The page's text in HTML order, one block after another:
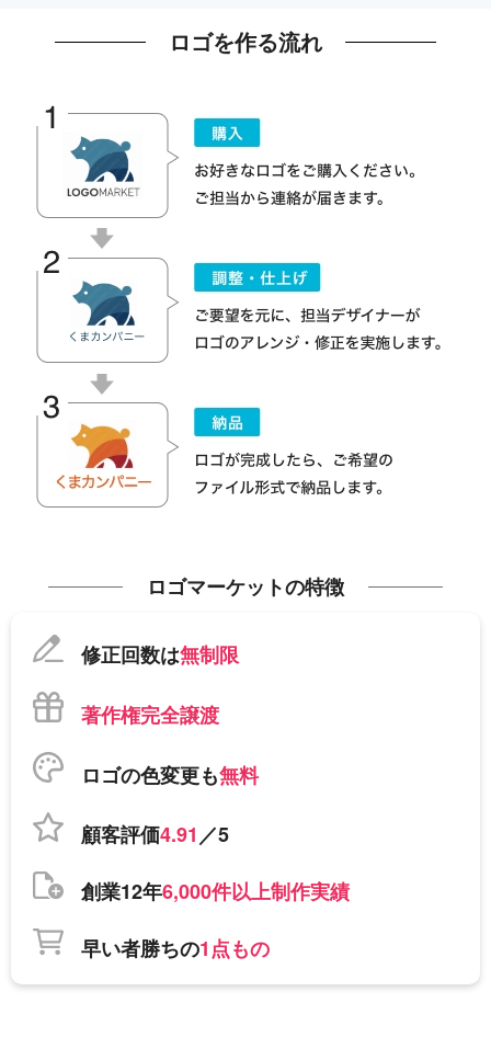
ロゴを作る流れ
ロゴマーケットの特徴
修正回数は無制限
著作権完全譲渡
ロゴの色変更も無料
顧客評価4.91／5
創業12年6,000件以上制作実績
早い者勝ちの1点もの